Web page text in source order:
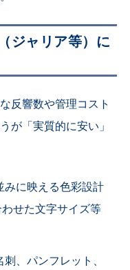
ジャリア等）に
反響数や管理コスト
が「実質的に安い」
みに映える色彩設計
せた文字サイズ等
刺、パンフレット、